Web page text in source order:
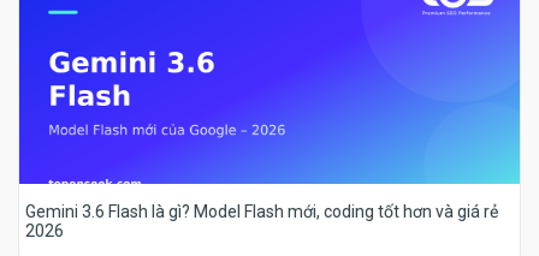
Gemini 3.6 Flash là gì? Model Flash mới, coding tốt hơn và giá rẻ
2026